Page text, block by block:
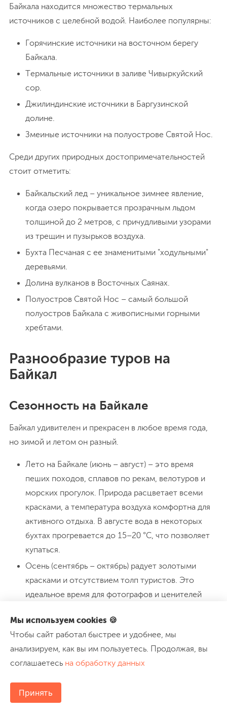
Мы используем cookies 🍪
Чтобы сайт работал быстрее и удобнее, мы
анализируем, как вы им пользуетесь. Продолжая, вы
соглашаетесь на обработку данных
Принять
Байкала находится множество термальных
источников с целебной водой. Наиболее популярны:
Горячинские источники на восточном берегу
Байкала.
Термальные источники в заливе Чивыркуйский
сор.
Джилиндинские источники в Баргузинской
долине.
Змеиные источники на полуострове Святой Нос.
Среди других природных достопримечательностей
стоит отметить:
Байкальский лед – уникальное зимнее явление,
когда озеро покрывается прозрачным льдом
толщиной до 2 метров, с причудливыми узорами
из трещин и пузырьков воздуха.
Бухта Песчаная с ее знаменитыми "ходульными"
деревьями.
Долина вулканов в Восточных Саянах.
Полуостров Святой Нос – самый большой
полуостров Байкала с живописными горными
хребтами.
Разнообразие туров на
Байкал
Сезонность на Байкале
Байкал удивителен и прекрасен в любое время года,
но зимой и летом он разный.
Лето на Байкале (июнь – август) – это время
пеших походов, сплавов по рекам, велотуров и
морских прогулок. Природа расцветает всеми
красками, а температура воздуха комфортна для
активного отдыха. В августе вода в некоторых
бухтах прогревается до 15–20 °C, что позволяет
купаться.
Осень (сентябрь – октябрь) радует золотыми
красками и отсутствием толп туристов. Это
идеальное время для фотографов и ценителей
Зима (ноябрь – март) превращает Байкал в
удивительное ледяное царство. Озеро
покрывается толстым прозрачным льдом, по
которому можно передвигаться на коньках,
лыжах, снегоходах или пешком. Особенно
популярны зимние фото-туры, позволяющие